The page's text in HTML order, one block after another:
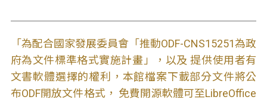
「為配合國家發展委員會「推動ODF-CNS15251為政
府為文件標準格式實施計畫」，以及 提供使用者有
文書軟體選擇的權利，本館檔案下載部分文件將公
布ODF開放文件格式， 免費開源軟體可至LibreOffice